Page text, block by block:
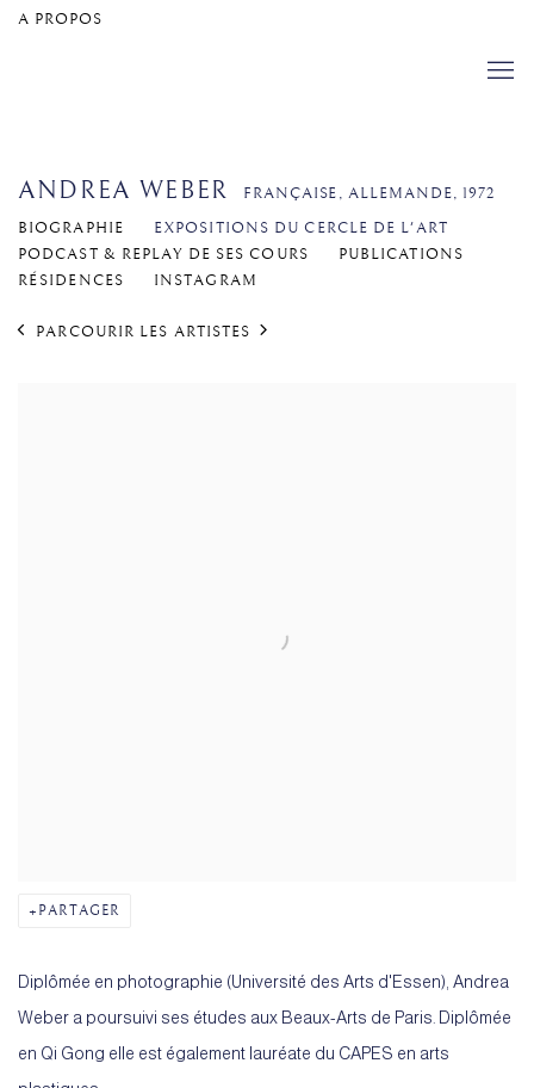
A PROPOS
ANDREA WEBER FRANÇAISE, ALLEMANDE, 1972
BIOGRAPHIE
EXPOSITIONS DU CERCLE DE L'ART
PODCAST & REPLAY DE SES COURS
PUBLICATIONS
RÉSIDENCES
INSTAGRAM
PARCOURIR LES ARTISTES
PARTAGER
Diplômée en photographie (Université des Arts d'Essen), Andrea
Weber a poursuivi ses études aux Beaux-Arts de Paris. Diplômée
en Qi Gong elle est également lauréate du CAPES en arts